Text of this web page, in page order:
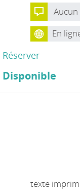
Aucun
En
Réserver
Disponible
texte